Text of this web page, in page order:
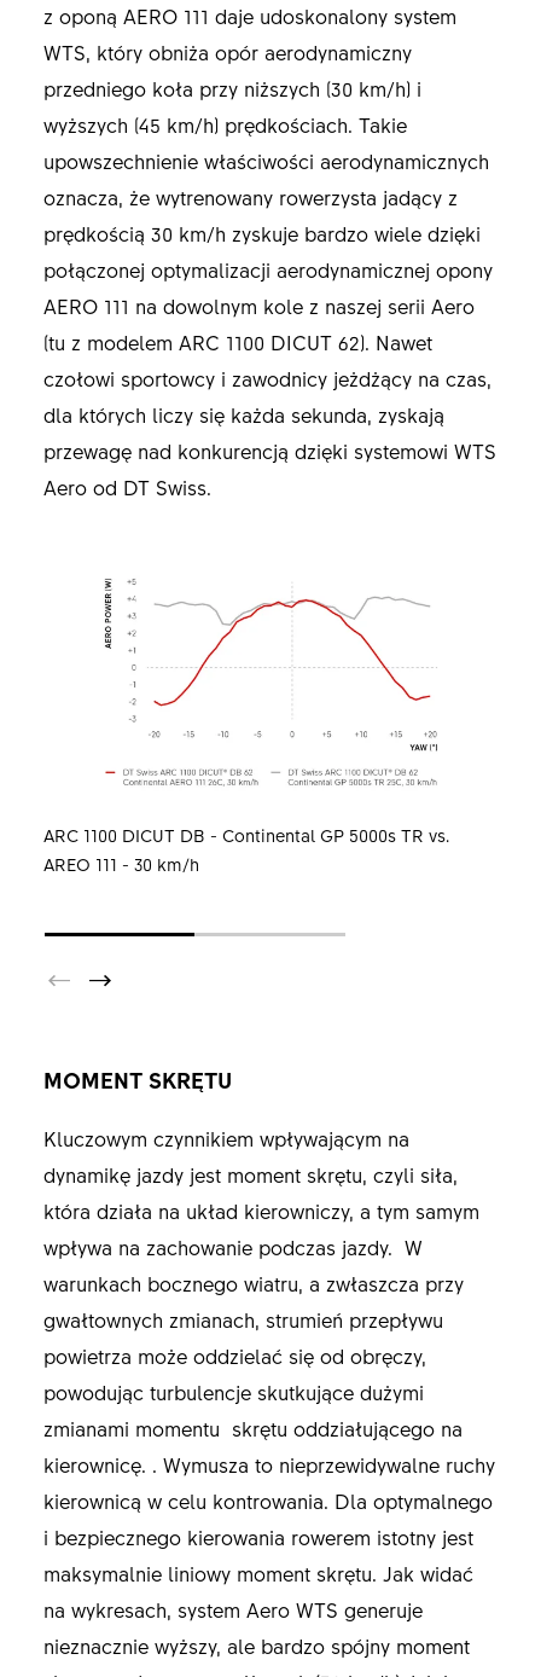
z oponą AERO 111 daje udoskonalony system
WTS, który obniża opór aerodynamiczny
przedniego koła przy niższych (30 km/h) i
wyższych (45 km/h) prędkościach. Takie
upowszechnienie właściwości aerodynamicznych
oznacza, że wytrenowany rowerzysta jadący z
prędkością 30 km/h zyskuje bardzo wiele dzięki
połączonej optymalizacji aerodynamicznej opony
AERO 111 na dowolnym kole z naszej serii Aero
(tu z modelem ARC 1100 DICUT 62). Nawet
czołowi sportowcy i zawodnicy jeżdżący na czas,
dla których liczy się każda sekunda, zyskają
przewagę nad konkurencją dzięki systemowi WTS
Aero od DT Swiss.
ARC 1100 DICUT DB - Continental GP 5000s TR vs.
AREO 111 - 30 km/h
MOMENT SKRĘTU
Kluczowym czynnikiem wpływającym na
dynamikę jazdy jest moment skrętu, czyli siła,
która działa na układ kierowniczy, a tym samym
wpływa na zachowanie podczas jazdy. W
warunkach bocznego wiatru, a zwłaszcza przy
gwałtownych zmianach, strumień przepływu
powietrza może oddzielać się od obręczy,
powodując turbulencje skutkujące dużymi
zmianami momentu skrętu oddziałującego na
kierownicę. . Wymusza to nieprzewidywalne ruchy
kierownicą w celu kontrowania. Dla optymalnego
i bezpiecznego kierowania rowerem istotny jest
maksymalnie liniowy moment skrętu. Jak widać
na wykresach, system Aero WTS generuje
nieznacznie wyższy, ale bardzo spójny moment